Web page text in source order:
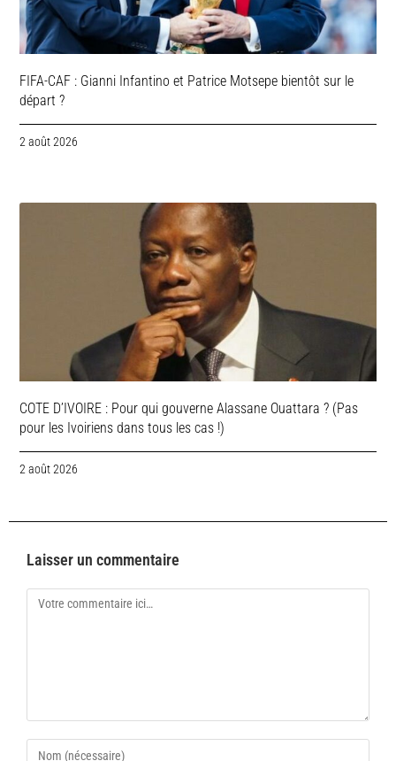
FIFA-CAF : Gianni Infantino et Patrice Motsepe bientôt sur le
départ ?
2 août 2026
COTE D’IVOIRE : Pour qui gouverne Alassane Ouattara ? (Pas
pour les Ivoiriens dans tous les cas !)
2 août 2026
Laisser un commentaire